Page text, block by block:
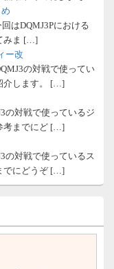
はDQMJ3Pにおける
みま […]
ー改
の対戦で使ってい
介します。 […]
の対戦で使っているジ
考までにど […]
の対戦で使っているス
でにどうぞ […]